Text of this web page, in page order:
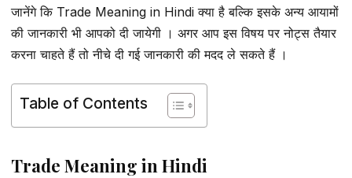
जानेंगे कि Trade Meaning in Hindi क्या है बल्कि इसके अन्य आयामों
की जानकारी भी आपको दी जायेगी । अगर आप इस विषय पर नोट्स तैयार
करना चाहते हैं तो नीचे दी गई जानकारी की मदद ले सकते हैं ।
Table of Contents
Trade Meaning in Hindi